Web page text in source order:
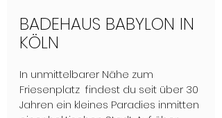
BADEHAUS BABYLON IN
KÖLN
In unmittelbarer Nähe zum
Friesenplatz  findest du seit über 30
Jahren ein kleines Paradies inmitten